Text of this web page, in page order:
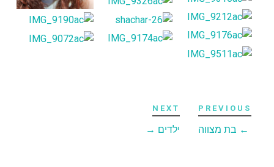
PREVIOUS
← בת מצווה
NEXT
ילדים →